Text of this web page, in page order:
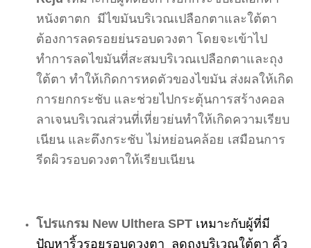
หนังตาตก มีไขมันบริเวณเปลือกตาและใต้ตา
ต้องการลดรอยย่นรอบดวงตา โดยจะเข้าไป
ทำการลดไขมันที่สะสมบริเวณเปลือกตาและถุง
ใต้ตา ทำให้เกิดการหดตัวของไขมัน ส่งผลให้เกิด
การยกกระชับ และช่วยไปกระตุ้นการสร้างคอล
ลาเจนบริเวณส่วนที่เหี่ยวย่นทำให้เกิดความเรียบ
เนียน และตึงกระชับ ไม่หย่อนคล้อย เสมือนการ
รีดผิวรอบดวงตาให้เรียบเนียน
โปรแกรม New Ulthera SPT เหมาะกับผู้ที่มี
ปัญหาริ้วรอยรอบดวงตา ลดถุงบริเวณใต้ตา คิ้ว